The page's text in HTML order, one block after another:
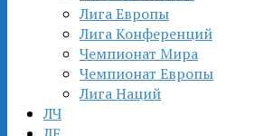
Лига Европы
Лига Конференций
Чемпионат Мира
Чемпионат Европы
Лига Наций
ЛЧ